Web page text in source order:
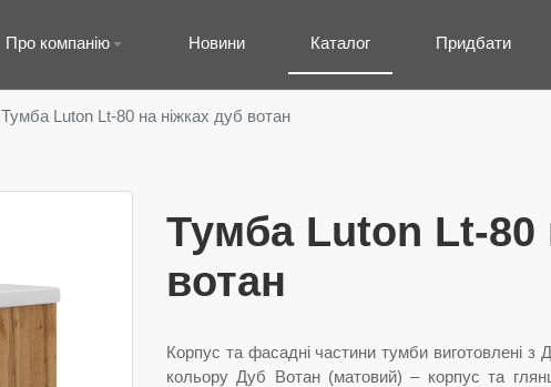
Про компанію Новини Каталог Придбати
Тумба Luton Lt-80 на ніжках дуб вотан
Тумба Luton Lt-80
вотан
Корпус та фасадні частини тумби виготовлені
кольору Дуб Вотан (матовий) – корпус та